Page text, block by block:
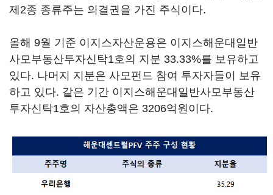
제2종 종류주는 의결권을 가진 주식이다.
올해 9월 기준 이지스자산운용은 이지스해운대일반
사모부동산투자신탁1호의 지분 33.33%를 보유하고
있다. 나머지 지분은 사모펀드 참여 투자자들이 보유
하고 있다. 같은 기간 이지스해운대일반사모부동산
투자신탁1호의 자산총액은 3206억원이다.